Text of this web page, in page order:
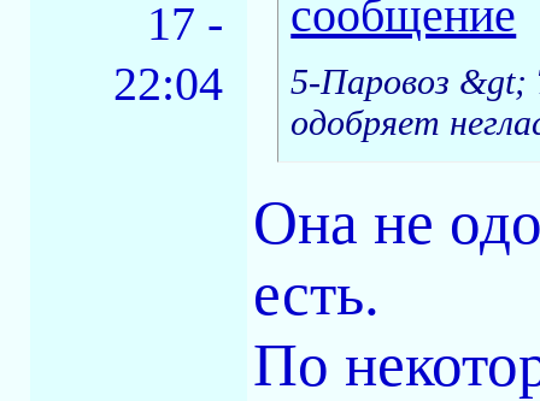
17 -
22:04
5-Паровоз &gt;
одобряет
Она не
есть.
По